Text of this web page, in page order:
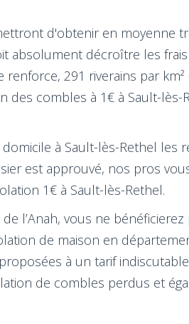
d'obtenir en moyenne
absolument décroître les
291 riverains par
des combles à 1€ à Sault-
à Sault-lès-Rethel les
est approuvé, nos pros
1€ à Sault-lès-Rethel.
l’Anah, vous ne
de maison en
à un tarif
de combles perdus et